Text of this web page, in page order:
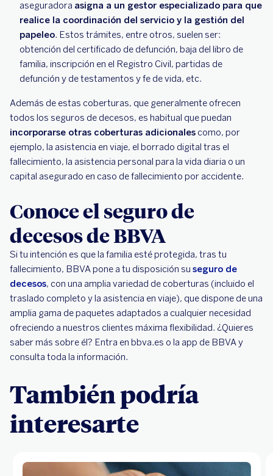
aseguradora asigna a un gestor especializado para que
realice la coordinación del servicio y la gestión del
papeleo. Estos trámites, entre otros, suelen ser:
obtención del certificado de defunción, baja del libro de
familia, inscripción en el Registro Civil, partidas de
defunción y de testamentos y fe de vida, etc.
Además de estas coberturas, que generalmente ofrecen
todos los seguros de decesos, es habitual que puedan
incorporarse otras coberturas adicionales como, por
ejemplo, la asistencia en viaje, el borrado digital tras el
fallecimiento, la asistencia personal para la vida diaria o un
capital asegurado en caso de fallecimiento por accidente.
Conoce el seguro de
decesos de BBVA
Si tu intención es que la familia esté protegida, tras tu
fallecimiento, BBVA pone a tu disposición su seguro de
decesos, con una amplia variedad de coberturas (incluido el
traslado completo y la asistencia en viaje), que dispone de una
amplia gama de paquetes adaptados a cualquier necesidad
ofreciendo a nuestros clientes máxima flexibilidad. ¿Quieres
saber más sobre él? Entra en bbva.es o la app de BBVA y
consulta toda la información.
También podría
interesarte